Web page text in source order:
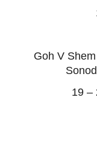
Goh V
19 –